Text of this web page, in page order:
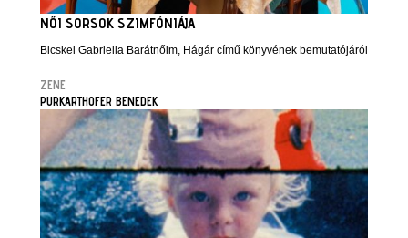
NŐI SORSOK SZIMFÓNIÁJA
Bicskei Gabriella Barátnőim, Hágár című könyvének bemutatójáról
ZENE
PURKARTHOFER BENEDEK